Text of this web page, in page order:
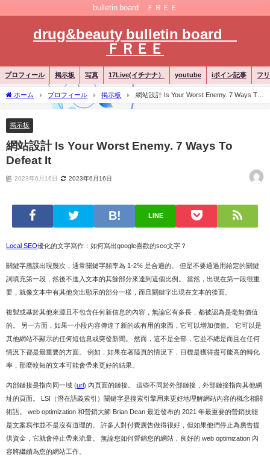
bulletin board ＦＲＥＥ
drug&beauty bulletin board
ＦＲＥＥ
プロフィール 掲示板 写真 17Live(イチナナ） youtube iポイン記事 フ
ホーム プロフィール 掲示板
網站設計 Is Your Worst Enemy. 7 Ways To
掲示板
網站設計 Is Your Worst Enemy. 7 Ways To
Defeat It
2023年6月16日 2023年6月16日
LINE
Local SEO優化的文字寫作：如何寫出google喜歡的seo文字？
關鍵字應該出現幾次，通常關鍵字頻率為 1-2% 是合適的。 但是不要通過用給定的關鍵
詞填充第一段，然後不進入文本的其餘部分來達到這個比例。 當然，出現在第一段很重
要，就像文本中有其他突出顯示的部分一樣，而且關鍵字出現在文本的後面。
複製或基於其他來源且不包含任何新信息的內容，無論它有多長，都被認為是毫無價值
的。 另一方面，如果一小段內容傳達了新的或有用的東西，它可以增加價值。 它可以是
其他網站不顯示的任何短信息或突發新聞。 然而，這不是全部，它並不總是而且在任何
情況下都是最重要的方面。 例如，如果在著陸頁的情況下，目標是獲得盡可能高的轉化
率，那麼較短的文本可能會帶來更好的結果。
內部鏈接是指向同一域 (url) 內頁面的鏈接。 這些不同於外部鏈接，外部鏈接指向其他網
址的頁面。 LSI（潛在語義索引）關鍵字是搜索引擎用來更好地理解網站內容的概念相關
術語。 web optimization 和營銷大師 Brian Dean 最近發布的 2021 年最重要的營銷技能
是文案寫作並不是沒有道理的。 許多人對付費廣告做得很好，但如果他們停止為廣告提
供資金，它就會停止帶來流量。 無論您如何營銷您的網站，良好的 web optimization 內
容將繼續為您的網站工作。